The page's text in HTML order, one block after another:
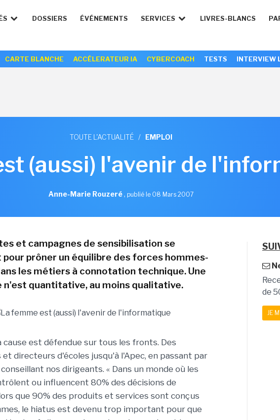
DOSSIERS ÉVÉNEMENTS SERVICES LIVRES-BLANCS
CARTE BLANCHE ACCÉLERATEUR IA CYBERCOACH TESTS INTERVIEW
TOUTE L'ACTUALITÉ / EMPLOI
(aussi) l'avenir de
Anne-Marie Rouzeré, publié le 08 Mars 2007
et campagnes de sensibilisation se
prôner un équilibre des forces hommes-
les métiers à connotation technique. Une
n'est quantitative, au moins qualitative.
cause est défendue sur tous les fronts. Des
directeurs d'écoles jusqu'à l'Apec, en passant par
nos dirigeants. « Dans un monde où les
ou influencent 80% des décisions de
que 90% des produits et services sont conçus
le hiatus est devenu trop important pour que
de
JE